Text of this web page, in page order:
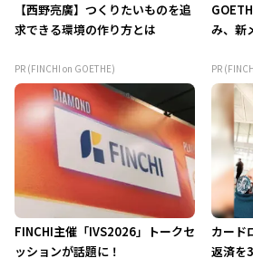
【西野亮廣】つくりたいものを追
求できる環境の作り方とは
PR (FINCHI on GOETHE)
み、新
PR
FINCHI主催「IVS2026」トークセ
ッションが話題に！
カード
返済を